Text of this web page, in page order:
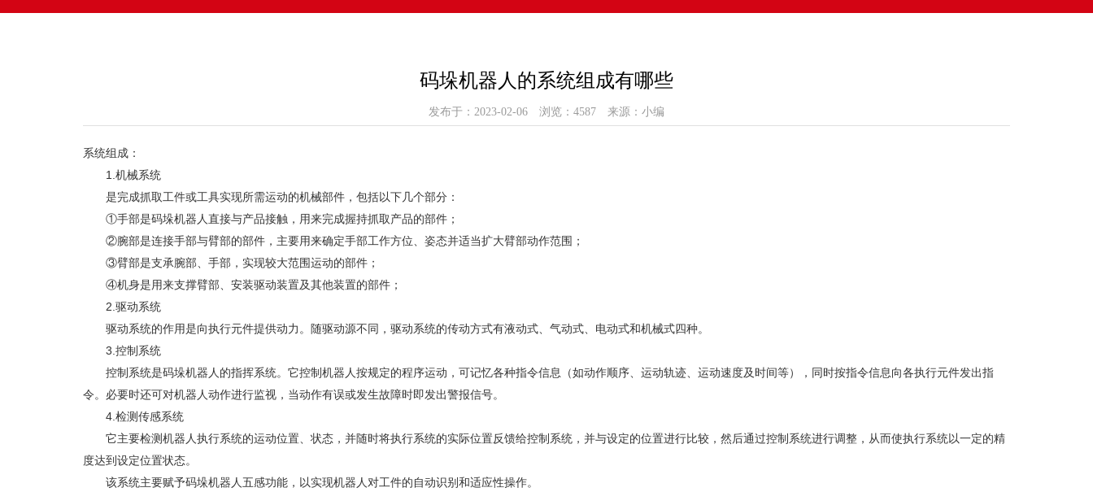
码垛机器人的系统组成有哪些
发布于：2023-02-06 浏览：4587 来源：小编
系统组成：
1.机械系统
是完成抓取工件或工具实现所需运动的机械部件，包括以下几个部分：
①手部是码垛机器人直接与产品接触，用来完成握持抓取产品的部件；
②腕部是连接手部与臂部的部件，主要用来确定手部工作方位、姿态并适当扩大臂部动作范围；
③臂部是支承腕部、手部，实现较大范围运动的部件；
④机身是用来支撑臂部、安装驱动装置及其他装置的部件；
2.驱动系统
驱动系统的作用是向执行元件提供动力。随驱动源不同，驱动系统的传动方式有液动式、气动式、电动式和机械式四种。
3.控制系统
控制系统是码垛机器人的指挥系统。它控制机器人按规定的程序运动，可记忆各种指令信息（如动作顺序、运动轨迹、运动速度及时间等），同时按指令信息向各执行元件发出指
令。必要时还可对机器人动作进行监视，当动作有误或发生故障时即发出警报信号。
4.检测传感系统
它主要检测机器人执行系统的运动位置、状态，并随时将执行系统的实际位置反馈给控制系统，并与设定的位置进行比较，然后通过控制系统进行调整，从而使执行系统以一定的精
度达到设定位置状态。
该系统主要赋予码垛机器人五感功能，以实现机器人对工件的自动识别和适应性操作。